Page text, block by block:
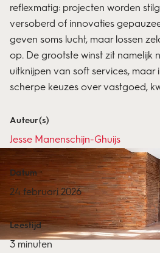
reflexmatig: projecten worden
versoberd of innovaties
geven soms lucht, maar lossen
op. De grootste winst zit namelijk
uitknijpen van soft services, maar
scherpe keuzes over vastgoed,
Auteur(s)
Jesse Manenschijn-Ghuijs
Datum
24 februari 2026
Leestijd
3 minuten